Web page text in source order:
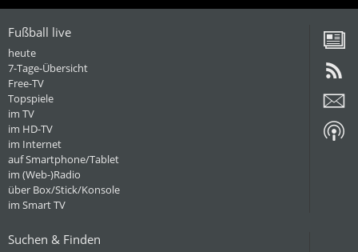
Fußball live
heute
7-Tage-Übersicht
Free-TV
Topspiele
im TV
im HD-TV
im Internet
auf Smartphone/Tablet
im (Web-)Radio
über Box/Stick/Konsole
im Smart TV
Suchen & Finden